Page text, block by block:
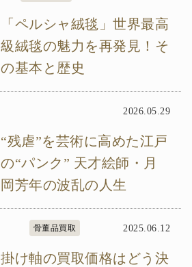
「ペルシャ絨毯」世界最高
級絨毯の魅力を再発見！そ
の基本と歴史
2026.05.29
“残虐”を芸術に高めた江戸
の“パンク” 天才絵師・月
岡芳年の波乱の人生
骨董品買取 2025.06.12
掛け軸の買取価格はどう決